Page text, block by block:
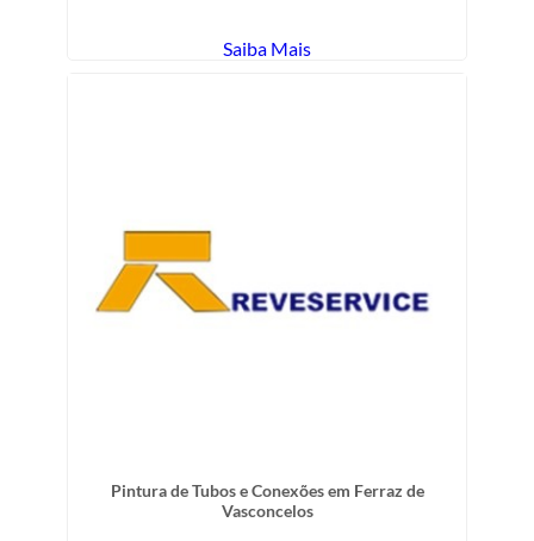
Saiba Mais
Pintura de Tubos e Conexões em Ferraz de
Vasconcelos